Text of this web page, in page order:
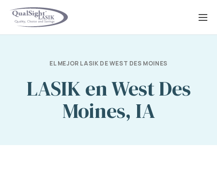
Saltar
EL MEJOR LASIK DE WEST DES MOINES
LASIK en West Des
Moines, IA